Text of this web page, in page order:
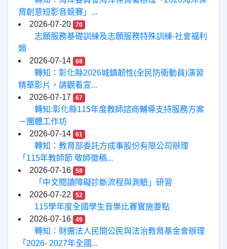
育創意短影音競賽」...
2026-07-20
70
志願服務基礎訓練及志願服務特殊訓練-社會福利
類
2026-07-14
68
轉知：彰化縣2026城鎮韌性(全民防衛動員)演習
精華影片，請觀看宣...
2026-07-17
67
轉知:彰化縣115年度教師諮商輔導支持服務方案
－團體工作坊
2026-07-14
61
轉知：教育部委託方成事股份有限公司辦理
「115年教師節 敬師徵稿...
2026-07-16
58
「中文閱讀障礙診斷流程與測驗」研習
2026-07-22
52
115學年度全國學生音樂比賽實施要點
2026-07-16
49
轉知：財團法人民間公民與法治教育基金會辦理
「2026- 2027年全國...